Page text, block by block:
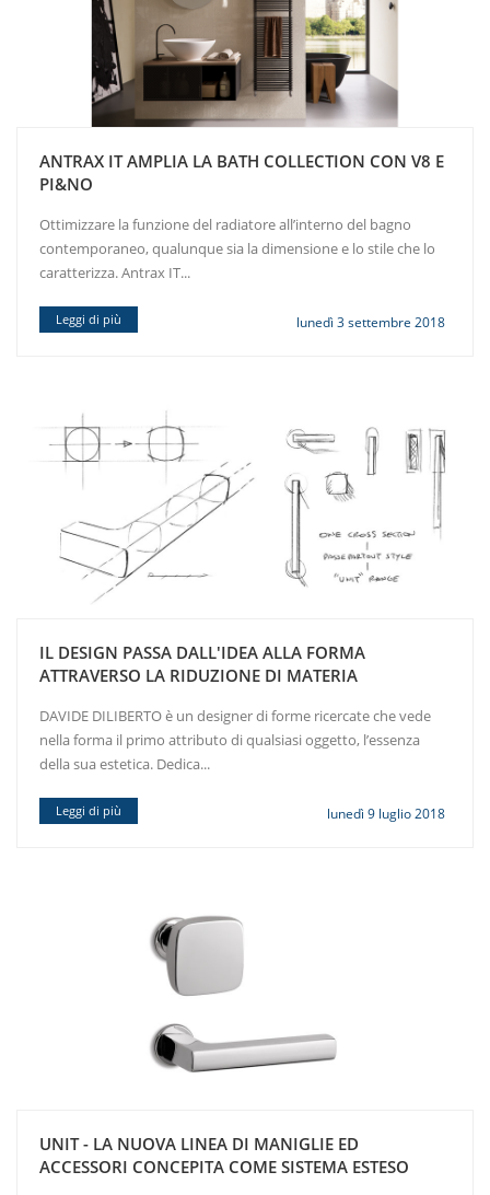
ANTRAX IT AMPLIA LA BATH COLLECTION CON V8 E
PI&NO
Ottimizzare la funzione del radiatore all’interno del bagno
contemporaneo, qualunque sia la dimensione e lo stile che lo
caratterizza. Antrax IT...
Leggi di più lunedì 3 settembre 2018
IL DESIGN PASSA DALL'IDEA ALLA FORMA
ATTRAVERSO LA RIDUZIONE DI MATERIA
DAVIDE DILIBERTO è un designer di forme ricercate che vede
nella forma il primo attributo di qualsiasi oggetto, l’essenza
della sua estetica. Dedica...
Leggi di più lunedì 9 luglio 2018
UNIT - LA NUOVA LINEA DI MANIGLIE ED
ACCESSORI CONCEPITA COME SISTEMA ESTESO